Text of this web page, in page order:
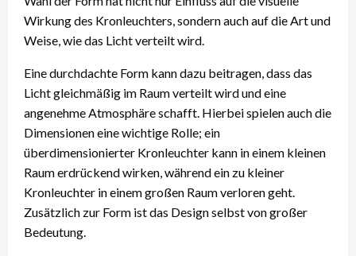
Wirkung des Kronleuchters, sondern auch auf die Art und
Weise, wie das Licht verteilt wird.
Eine durchdachte Form kann dazu beitragen, dass das
Licht gleichmäßig im Raum verteilt wird und eine
angenehme Atmosphäre schafft. Hierbei spielen auch die
Dimensionen eine wichtige Rolle; ein
überdimensionierter Kronleuchter kann in einem kleinen
Raum erdrückend wirken, während ein zu kleiner
Kronleuchter in einem großen Raum verloren geht.
Zusätzlich zur Form ist das Design selbst von großer
Bedeutung.